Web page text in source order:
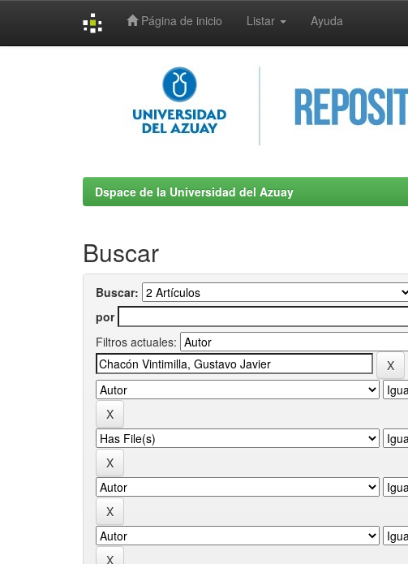
Página de inicio Listar Ayuda
Dspace de la Universidad del Azuay
Buscar
Buscar:
por
Filtros actuales: